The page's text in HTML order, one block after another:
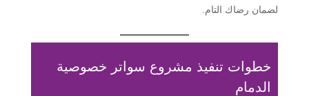
لضمان رضاك التام.
خطوات تنفيذ مشروع سواتر خصوصية
الدمام